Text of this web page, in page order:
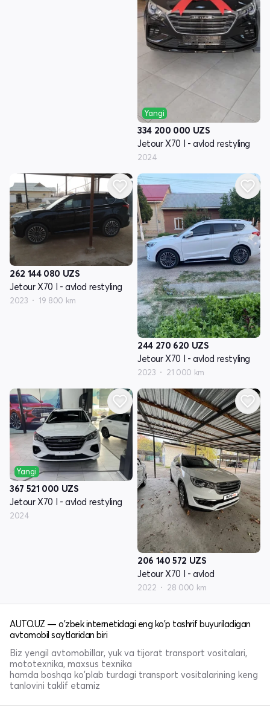
Yangi
334 200 000 UZS
Jetour X70 I - avlod restyling
2024
262 144 080 UZS
Jetour X70 I - avlod restyling
2023 19 800 km
244 270 620 UZS
Jetour X70 I - avlod restyling
2023 21 000 km
Yangi
367 521 000 UZS
Jetour X70 I - avlod restyling
2024
206 140 572 UZS
Jetour X70 I - avlod
2022 28 000 km
AUTO.UZ — o'zbek internetidagi eng ko'p tashrif buyuriladigan
avtomobil saytlaridan biri
Biz yengil avtomobillar, yuk va tijorat transport vositalari,
mototexnika, maxsus texnika
hamda boshqa ko'plab turdagi transport vositalarining keng
tanlovini taklif etamiz